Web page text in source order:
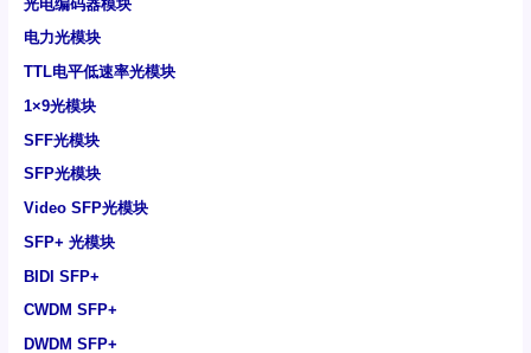
光电编码器模块
电力光模块
TTL电平低速率光模块
1×9光模块
SFF光模块
SFP光模块
Video SFP光模块
SFP+ 光模块
BIDI SFP+
CWDM SFP+
DWDM SFP+